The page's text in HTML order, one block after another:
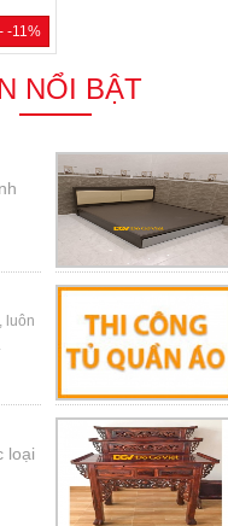
- -11%
NỔI BẬT
luôn
loại